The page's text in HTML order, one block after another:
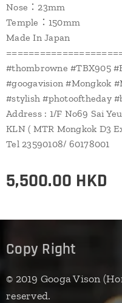
Nose：23mm
Temple：150mm
Made In Japan
#thombrowne #TBX905
#googavision #Mongkok
#stylish #photooftheday
Address : 1/F No69 Sai
KLN ( MTR Mongkok D3
Tel 23590108/ 60178001
5,500.00 HKD
Copy Right
© 2019 Googa Vison
reserved.